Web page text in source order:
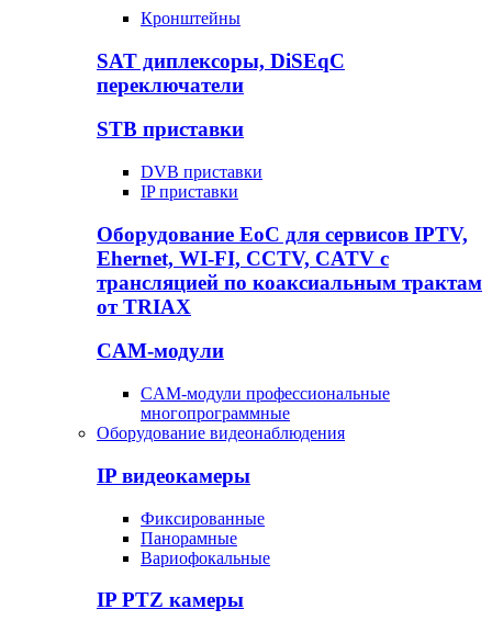
Кронштейны
SAT диплексоры, DiSEqC
переключатели
STB приставки
DVB приставки
IP приставки
Оборудование EoC для сервисов IPTV,
Ehernet, WI-FI, CCTV, CATV c
трансляцией по коаксиальным трактам
от TRIAX
CAM-модули
CAM-модули профессиональные
многопрограммные
Оборудование видеонаблюдения
IP видеокамеры
Фиксированные
Панорамные
Вариофокальные
IP PTZ камеры